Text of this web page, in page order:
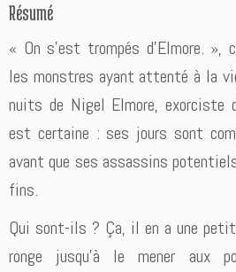
Résumé
« On s’est trompés d’Elmore. »,
les monstres ayant attenté à la
nuits de Nigel Elmore, exorciste
est certaine : ses jours sont
avant que ses assassins
fins.
Qui sont-ils ? Ça, il en a une
ronge jusqu’à le mener aux